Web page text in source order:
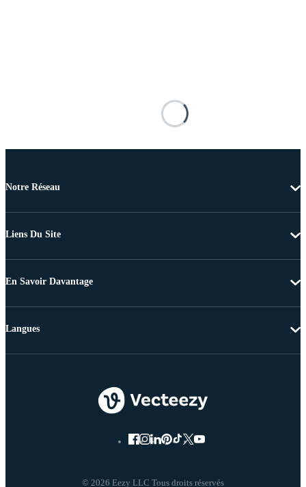
Notre Réseau
Liens Du Site
En Savoir Davantage
© 2026 Eezy LLC Tous droits réservés
Langues